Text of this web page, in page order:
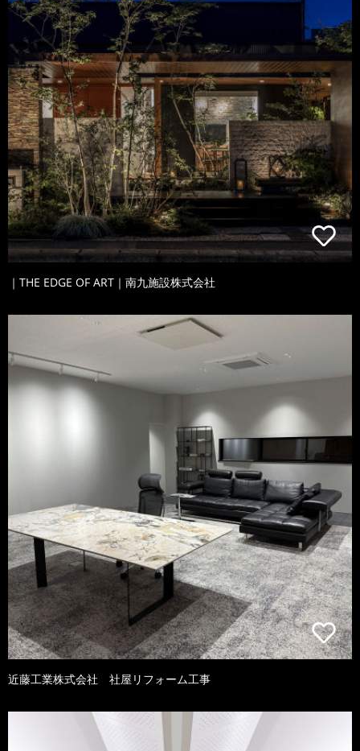
｜THE EDGE OF ART｜南九施設株式会社
近藤工業株式会社 社屋リフォーム工事